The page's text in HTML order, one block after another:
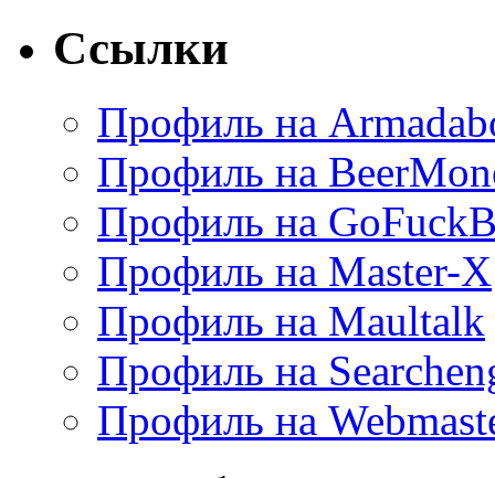
Ссылки
Профиль на
Профиль на
Профиль на
Профиль на Master-X
Профиль на Maultalk
Профиль на
Профиль на